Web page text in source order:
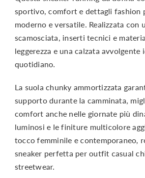
sportivo, comfort e dettagli fashion
moderno e versatile. Realizzata con
scamosciata, inserti tecnici e
leggerezza e una calzata avvolgente
quotidiano.
La suola chunky ammortizzata
supporto durante la camminata,
comfort anche nelle giornate più
luminosi e le finiture multicolore
tocco femminile e contemporaneo,
sneaker perfetta per outfit casual
streetwear.